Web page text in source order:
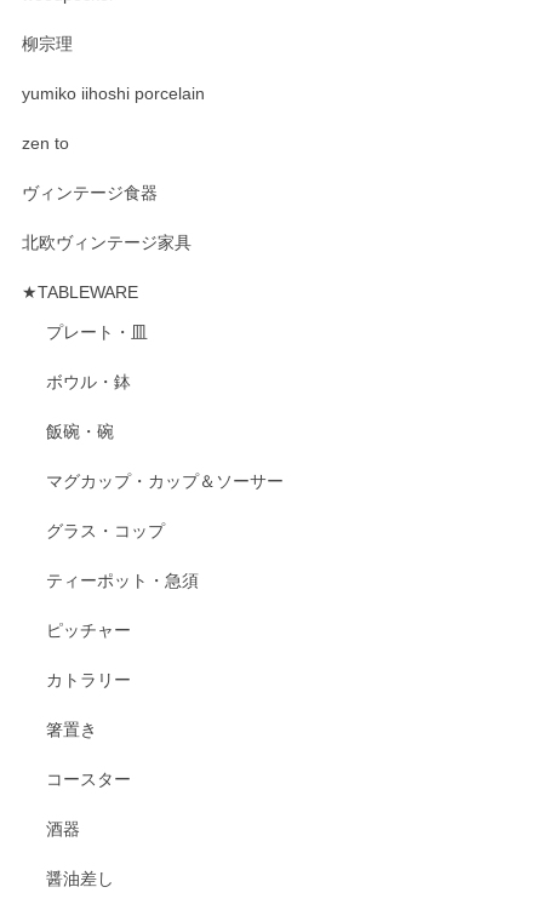
柳宗理
yumiko iihoshi porcelain
zen to
ヴィンテージ食器
北欧ヴィンテージ家具
★TABLEWARE
プレート・皿
ボウル・鉢
飯碗・碗
マグカップ・カップ＆ソーサー
グラス・コップ
ティーポット・急須
ピッチャー
カトラリー
箸置き
コースター
酒器
醤油差し